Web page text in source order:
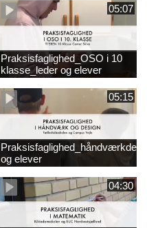
05:07
Praksisfaglighed_OSO i 10
klasse_leder og elever
05:15
og elever
04:30